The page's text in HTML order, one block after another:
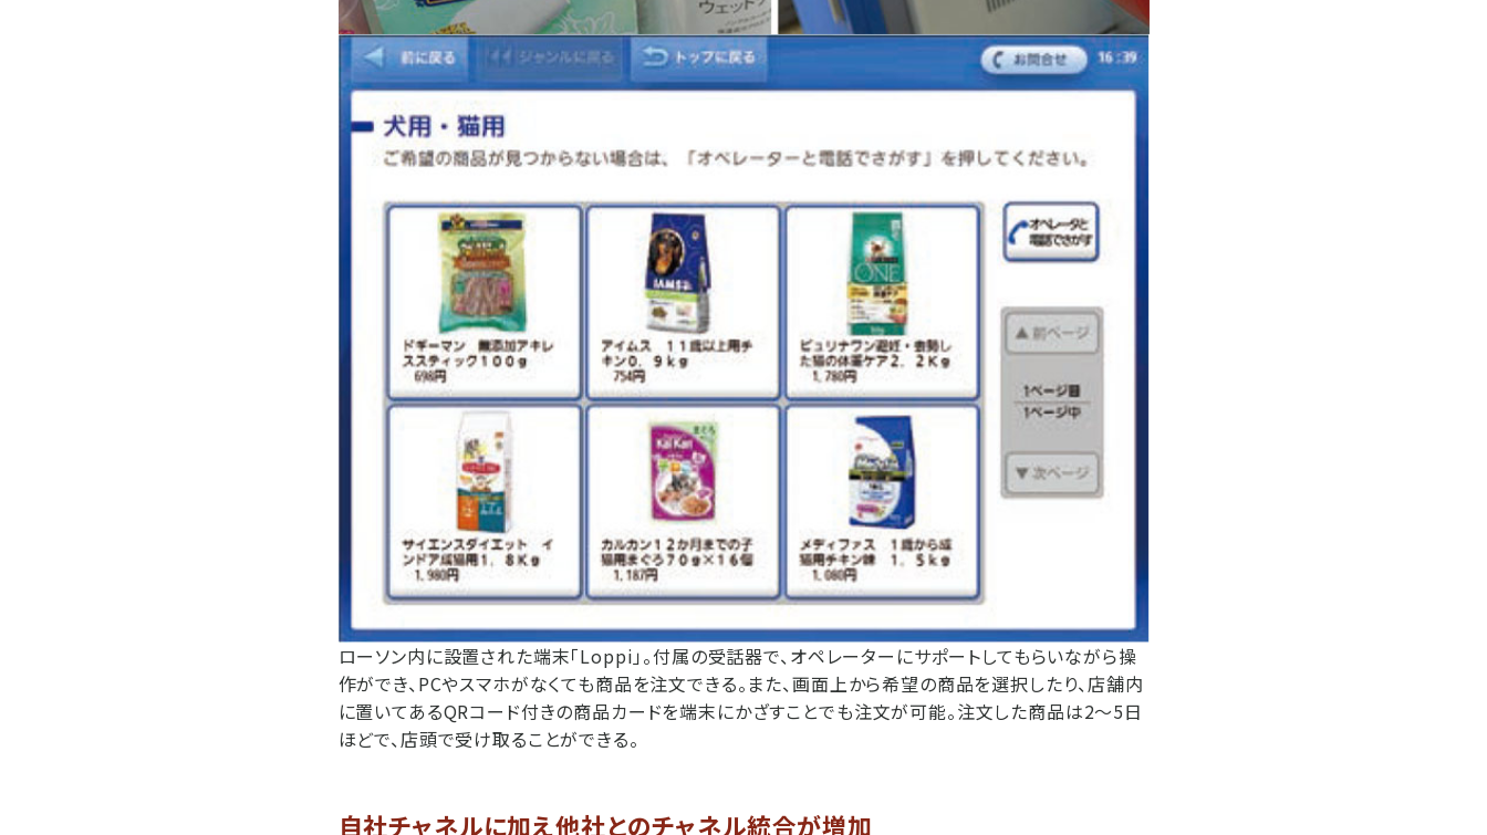
ローソン内に設置された端末「Loppi」。付属の受話器で、オペレーターにサポートしてもらいながら操
作ができ、PCやスマホがなくても商品を注文できる。また、画面上から希望の商品を選択したり、店舗内
に置いてあるQRコード付きの商品カードを端末にかざすことでも注文が可能。注文した商品は2～5日
ほどで、店頭で受け取ることができる。
自社チャネルに加え他社とのチャネル統合が増加